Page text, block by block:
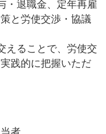
・退職金、定年再雇
と労使交渉・協議
えることで、労使交
践的に把握いただ